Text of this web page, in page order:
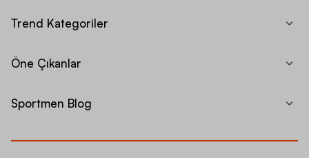
Trend Kategoriler
Öne Çıkanlar
Sportmen Blog